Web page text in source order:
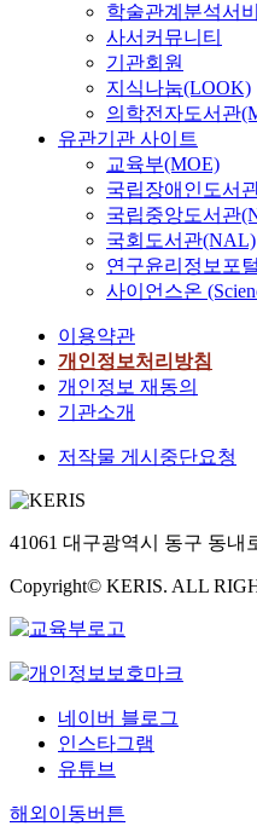
학술관계분석서
사서커뮤니티
기관회원
지식나눔(LOOK)
의학전자도서관
유관기관 사이트
교육부(MOE)
국립장애인도서
국립중앙도서관
국회도서관(NAL)
연구윤리정보포
사이언스온
이용약관
개인정보처리방침
개인정보 재동의
기관소개
저작물 게시중단요청
41061 대구광역시 동구 동내
Copyright© KERIS. ALL
네이버 블로그
인스타그램
유튜브
해외이동버튼